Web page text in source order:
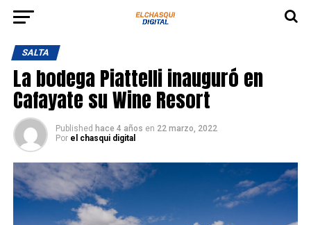
SALTA
La bodega Piattelli inauguró en
Cafayate su Wine Resort
Published hace 4 años en 22 marzo, 2022
Por el chasqui digital